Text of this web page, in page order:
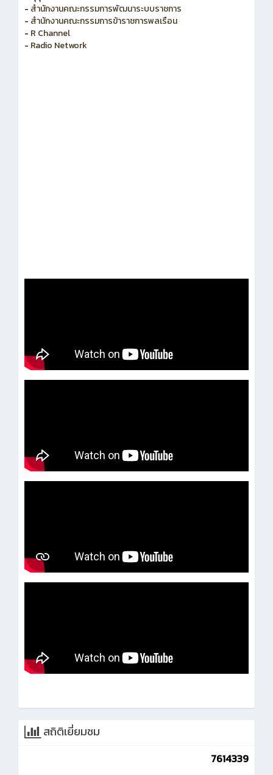
สำนักงานคณะกรรมการข้าราชการพลเรือน
R Channel
Radio Network